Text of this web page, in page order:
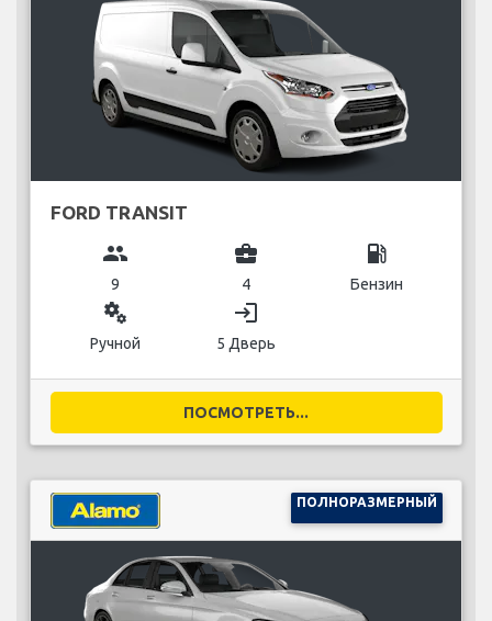
FORD TRANSIT
group
9
business_center
4
local_gas_station
Бензин
miscellaneous_services
Ручной
login
5 Дверь
ПОСМОТРЕТЬ...
ПОЛНОРАЗМЕРНЫЙ